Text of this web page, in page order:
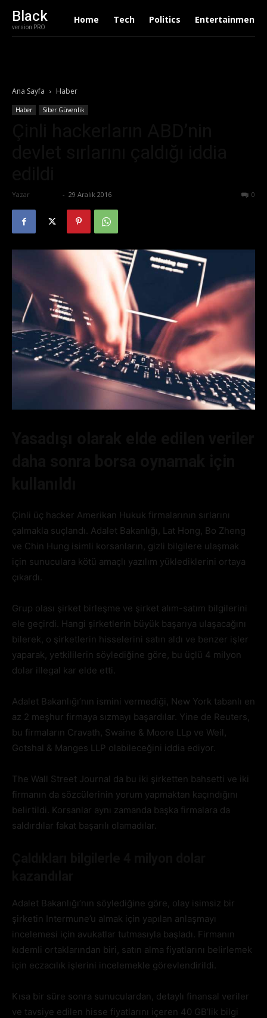
Black
version PRO
Home Tech Politics Entertainment
Ana Sayfa Haber
Haber Siber Güvenlik
Yazar - 29 Aralık 2016 0
Çinli üç hacker Amerikan Hukuk firmalarının sırlarını
çalmakla suçlandı. Adalet Bakanlığı, Lat Hong, Bo Zheng
ve Chin Hung isimli korsanların, gizli bilgilere ulaşmak
için sunuculara kötü amaçlı yazılım yüklediklerini ortaya
çıkardı.
Grup olası şirket birleşme ve şirket alım-satım bilgilerini
ele geçirdi. Hangi şirketlerin büyük başarıya ulaşacağını
bilerek, o şirketlerin hisselerini satın aldı ve benzer işler
yaparak, yetkililerin söylediğine göre, bu üçlü 4 milyon
dolar illegal kar elde etti.
Adalet Bakanlığı’nın ismini vermediği, New York tabanlı en
az 2 meşhur firmaya sızmayı başardılar. Yine de Reuters,
bu firmaların Cravath, Swaine & Moore LLp ve Weil,
Gotshal & Manges LLP olabileceğini iddia ediyor.
The Wall Street Journal da bu iki şirketten bahsetti ve iki
firmanın da sözcülerinin yorum yapmaktan kaçındığını
belirtildi. Korsanlar aynı zamanda başka firmalara da
saldırdılar fakat başarılı olamadılar.
Adalet Bakanlığı’nın söylediğine göre, olay isimsiz bir
şirketin Intermune’u almak için yapılan anlaşmayı
incelemesi için avukatlar tutmasıyla başladı. Firmanın
kıdemli ortaklarından biri, satın alma fiyatlarını belirlemek
için eczacılık işlerini incelemekle görevlendirildi.
Kısa bir süre sonra sunuculardan, detaylı finansal veriler
ve tavsiye edilen hisse fiyatlarını içeren 40 GB’lik bilgi